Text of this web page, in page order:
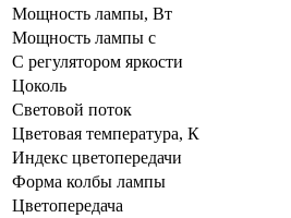
Мощность лампы, Вт
Мощность лампы с
С регулятором яркости
Цоколь
Световой поток
Цветовая температура, К
Индекс цветопередачи
Форма колбы лампы
Цветопередача